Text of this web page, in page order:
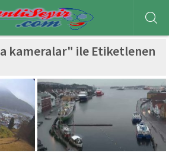
kameralar" ile Etiketlenen